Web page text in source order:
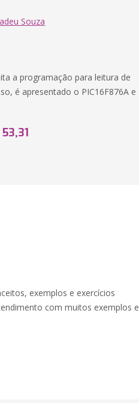
Souza
a programação para leitura de
é apresentado o PIC16F876A e
exemplos e exercícios
com muitos exemplos e